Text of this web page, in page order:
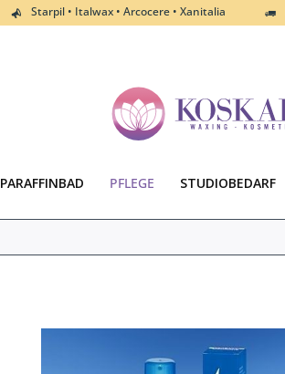
Starpil • Italwax • Arcocere • Xanitalia
PARAFFINBAD PFLEGE STUDIOBEDARF